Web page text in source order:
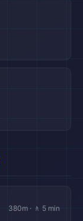
380m · 🚶 5 min